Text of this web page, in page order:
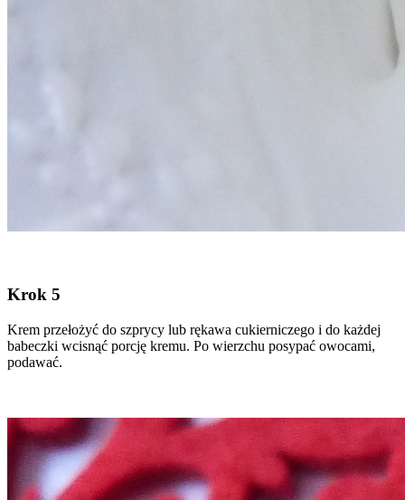
Krok 5
Krem przełożyć do szprycy lub rękawa cukierniczego i do każdej
babeczki wcisnąć porcję kremu. Po wierzchu posypać owocami,
podawać.